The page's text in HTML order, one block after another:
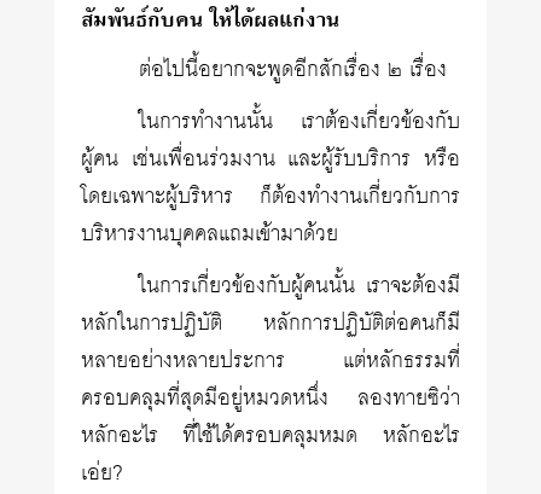
สัมพันธ์กับคน ให้ได้ผลแก่งาน
ต่อไปนี้อยากจะพูดอีกสักเรื่อง ๒ เรื่อง
ในการทำงานนั้น เราต้องเกี่ยวข้องกับ
ผู้คน เช่นเพื่อนร่วมงาน และผู้รับบริการ หรือ
โดยเฉพาะผู้บริหาร ก็ต้องทำงานเกี่ยวกับการ
บริหารงานบุคคลแถมเข้ามาด้วย
ในการเกี่ยวข้องกับผู้คนนั้น เราจะต้องมี
หลักในการปฏิบัติ หลักการปฏิบัติต่อคนก็มี
หลายอย่างหลายประการ แต่หลักธรรมที่
ครอบคลุมที่สุดมีอยู่หมวดหนึ่ง ลองทายซิว่า
หลักอะไร ที่ใช้ได้ครอบคลุมหมด หลักอะไร
เอ่ย?